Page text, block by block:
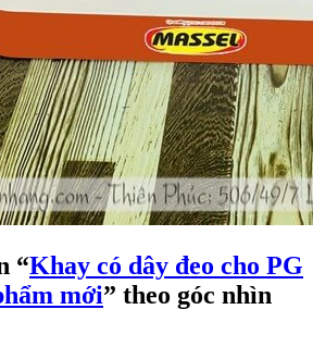
“Khay có dây đeo cho PG
mới” theo góc nhìn